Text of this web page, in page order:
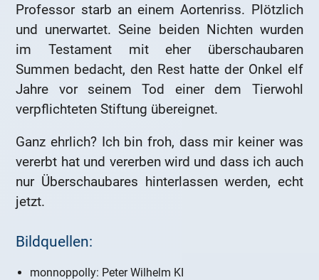
Professor starb an einem Aortenriss. Plötzlich
und unerwartet. Seine beiden Nichten wurden
im Testament mit eher überschaubaren
Summen bedacht, den Rest hatte der Onkel elf
Jahre vor seinem Tod einer dem Tierwohl
verpflichteten Stiftung übereignet.
Ganz ehrlich? Ich bin froh, dass mir keiner was
vererbt hat und vererben wird und dass ich auch
nur Überschaubares hinterlassen werden, echt
jetzt.
Bildquellen:
monnoppolly: Peter Wilhelm KI